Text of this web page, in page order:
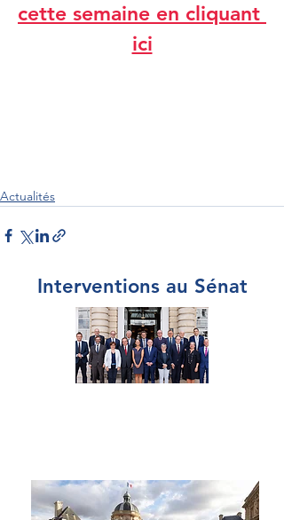
cette semaine en cliquant
ici
Actualités
Interventions au Sénat
Par Sénateur